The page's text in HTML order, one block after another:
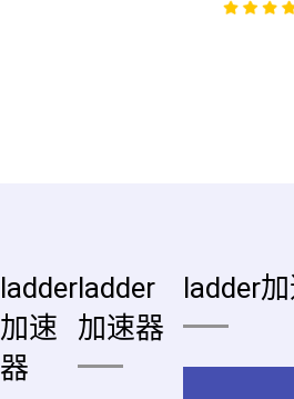
ladder
加速
器
ladder
加速器
ladder